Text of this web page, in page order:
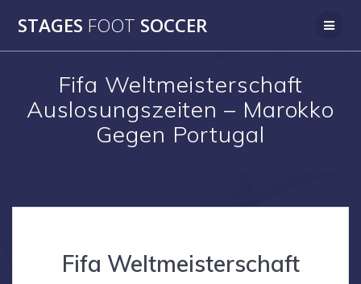
to
STAGES FOOT SOCCER
Fifa Weltmeisterschaft
Auslosungszeiten – Marokko
Gegen Portugal
Fifa Weltmeisterschaft